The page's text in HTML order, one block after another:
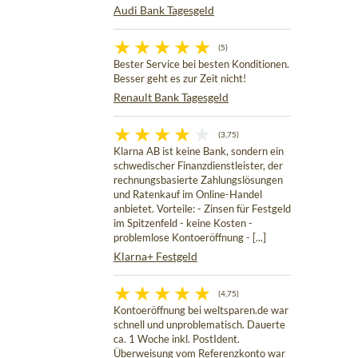
Audi Bank Tagesgeld
(5)
Bester Service bei besten Konditionen.
Besser geht es zur Zeit nicht!
Renault Bank Tagesgeld
(3,75)
Klarna AB ist keine Bank, sondern ein
schwedischer Finanzdienstleister, der
rechnungsbasierte Zahlungslösungen
und Ratenkauf im Online-Handel
anbietet. Vorteile: - Zinsen für Festgeld
im Spitzenfeld - keine Kosten -
problemlose Kontoeröffnung - [...]
Klarna+ Festgeld
(4,75)
Kontoeröffnung bei weltsparen.de war
schnell und unproblematisch. Dauerte
ca. 1 Woche inkl. PostIdent.
Überweisung vom Referenzkonto war